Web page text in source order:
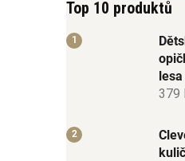
Top 10 produktů
lesa
379